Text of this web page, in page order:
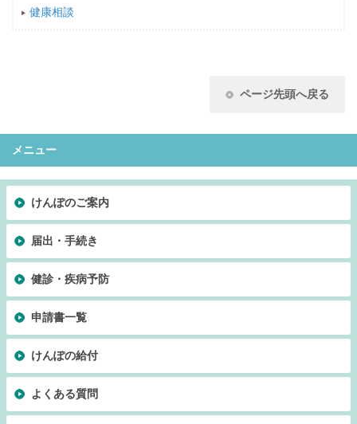
健康相談
ページ先頭へ戻る
メニュー
けんぽのご案内
届出・手続き
健診・疾病予防
申請書一覧
けんぽの給付
よくある質問